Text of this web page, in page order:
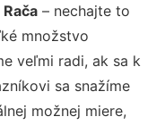
– nechajte to
množstvo
veľmi radi, ak sa k
sa snažíme
možnej miere,